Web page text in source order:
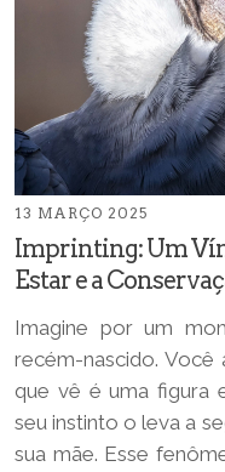
13 MARÇO 2025
Imprinting: Um
Estar e a
Imagine por um
recém-nascido.
que vê é uma figura
seu instinto o leva a
sua mãe. Esse